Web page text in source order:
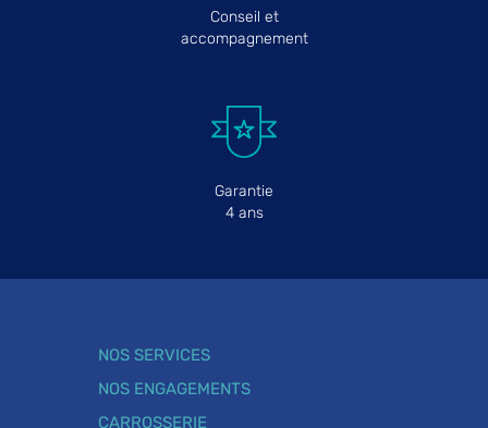
Conseil et
accompagnement
Garantie
4 ans
NOS SERVICES
NOS ENGAGEMENTS
CARROSSERIE